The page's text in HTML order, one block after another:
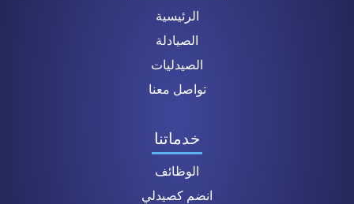
الرئيسية
الصيادلة
الصيدليات
تواصل معنا
خدماتنا
الوظائف
انضم كصيدلي